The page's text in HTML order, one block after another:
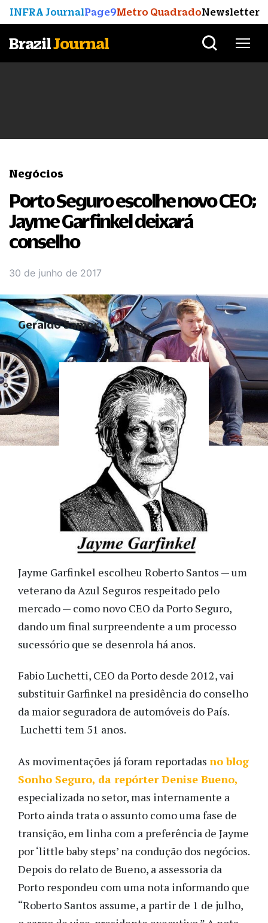
INFRA JournalPage9Metro QuadradoNewsletter
BrazilJournal
Negócios
Porto Seguro escolhe novo CEO;
Jayme Garfinkel deixará
conselho
30 de junho de 2017
Jayme Garfinkel escolheu Roberto Santos — um
veterano da Azul Seguros respeitado pelo
mercado — como novo CEO da Porto Seguro,
dando um final surpreendente a um processo
sucessório que se desenrola há anos.
Fabio Luchetti, CEO da Porto desde 2012, vai
substituir Garfinkel na presidência do conselho
da maior seguradora de automóveis do País.
Luchetti tem 51 anos.
As movimentações já foram reportadas no blog
Sonho Seguro, da repórter Denise Bueno,
especializada no setor, mas internamente a
Porto ainda trata o assunto como uma fase de
transição, em linha com a preferência de Jayme
por ‘little baby steps’ na condução dos negócios.
Depois do relato de Bueno, a assessoria da
Porto respondeu com uma nota informando que
“Roberto Santos assume, a partir de 1 de julho,
Geraldo Samor